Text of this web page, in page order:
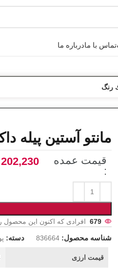
تماس با مادرباره ما
مانتو آستين پیله داکرون
قیمت عمده
:
202,230
679 افرادی که اکنون این محصول
شناسه محصول: 836664 دسته:
قیمت ارزی